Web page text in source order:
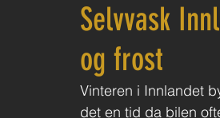
Selvvask
og frost
Vinteren i Innlandet
det en tid da bilen